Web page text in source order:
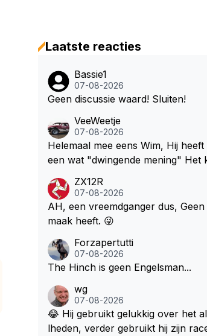
Laatste reacties
Bassie1
07-08-2026
Geen discussie waard! Sluiten!
VeeWeetje
07-08-2026
Helemaal mee eens Wim, Hij heeft net als Olav Mol soms
een wat "dwingende mening" Het
op te roepen. Maar in een tijd
berichtjes
ZX12R
07-08-2026
AH, een vreemdganger dus,
maak heeft. 😜
Forzapertutti
07-08-2026
The Hinch is geen Engelsman...
wg
07-08-2026
😂 Hij gebruikt gelukkig over het
lheden, verder gebruikt hij zijn